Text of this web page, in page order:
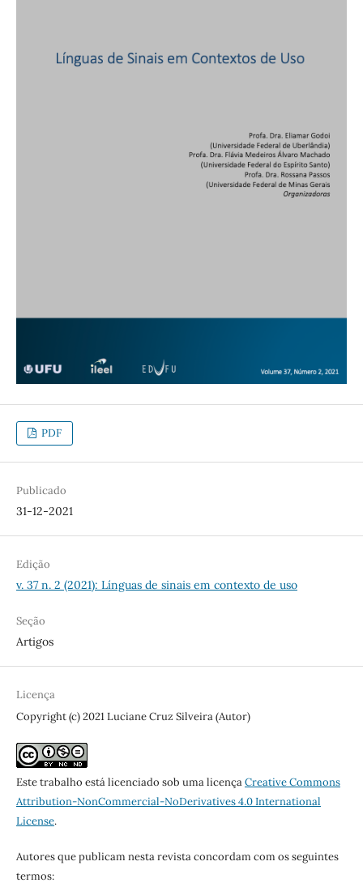
PDF
Publicado
31-12-2021
Edição
v. 37 n. 2 (2021): Línguas de sinais em contexto de uso
Seção
Artigos
Licença
Copyright (c) 2021 Luciane Cruz Silveira (Autor)
Este trabalho está licenciado sob uma licençaCreative Commons
Attribution-NonCommercial-NoDerivatives 4.0 International
License.
Autores que publicam nesta revista concordam com os seguintes
termos: